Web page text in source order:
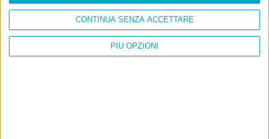
PIÙ OPZIONI
CONTINUA SENZA ACCETTARE